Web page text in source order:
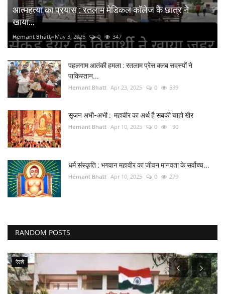
आत्महत्या का प्रयास : रतलाम मेडिकल कॉलेज के छात्र ने
खाया...
Hemant Bhatt May 3, 2026 0 347
पहलगाम आतंकी हमला : रतलाम प्रेस क्लब सदस्यों ने
पाकिस्तान...
Hemant Bhatt Apr 23, 2025 0 539
सृजन अभी-अभी : महावीर का अर्थ है सबकी चाहो खैर
Hemant Bhatt Apr 10, 2025 0 190
धर्म संस्कृति : भगवान महावीर का जीवन मानवता के सर्वोच्च...
Hemant Bhatt Apr 10, 2025 0 279
RANDOM POSTS
रेलवे